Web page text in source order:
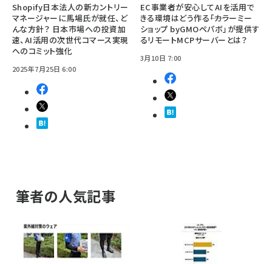
Shopify日本法人の新カントリー
マネージャーに馬場氏が就任、ど
んな方針？ 日本市場への投資加
速、AI活用の次世代コマース実現
へのコミット強化
2025年7月25日 6:00
EC事業者が安心してAIを活用で
きる環境はどう作る――「カラーミー
ショップ byGMOペパボ」が提供す
るリモートMCPサーバーとは？
3月10日 7:00
筆者の人気記事